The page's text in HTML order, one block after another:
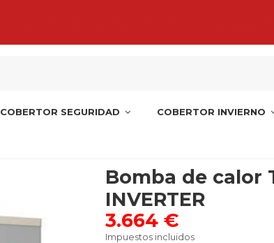
COBERTOR SEGURIDAD COBERTOR INVIERNO
Bomba de calor
INVERTER
3.664 €
Impuestos incluidos